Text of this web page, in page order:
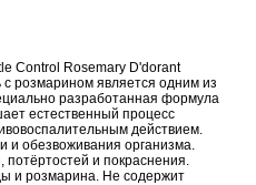
Control Rosemary D'dorant
розмарином является одним из
разработанная формула
естественный процесс
действием.
и обезвоживания организма.
и покраснения.
и розмарина. Не содержит